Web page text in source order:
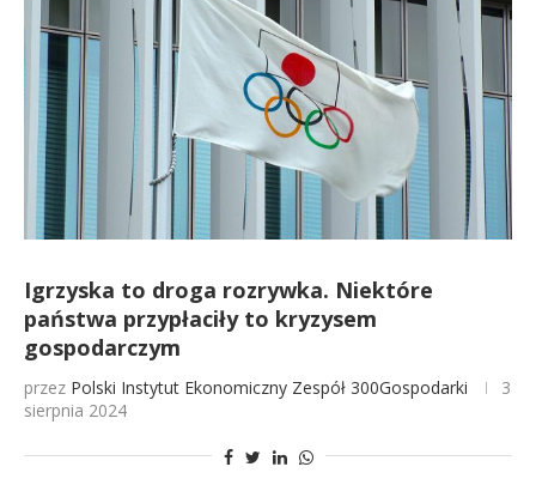
Igrzyska to droga rozrywka. Niektóre
państwa przypłaciły to kryzysem
gospodarczym
przez Polski Instytut Ekonomiczny Zespół 300Gospodarki
3
sierpnia 2024